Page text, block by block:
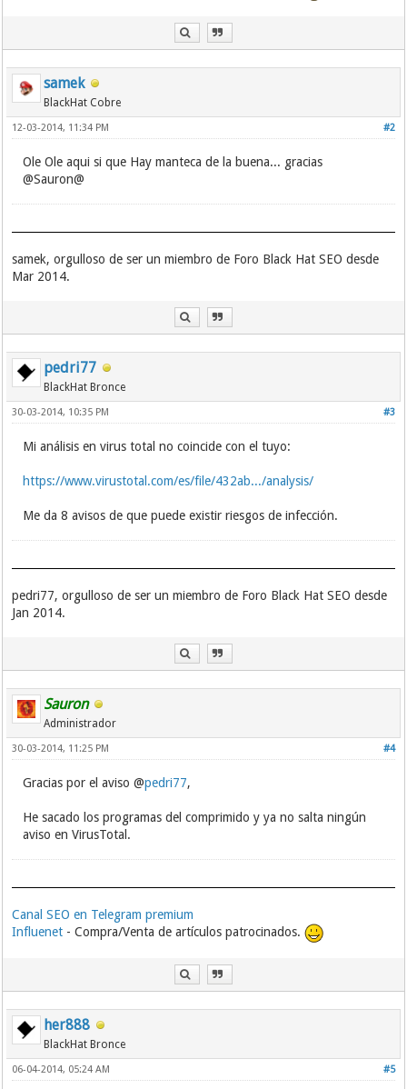
samek
BlackHat Cobre
#2
12-03-2014, 11:34 PM
Ole Ole aqui si que Hay manteca de la buena... gracias
@Sauron@
samek, orgulloso de ser un miembro de Foro Black Hat SEO desde
Mar 2014.
pedri77
BlackHat Bronce
#3
30-03-2014, 10:35 PM
Mi análisis en virus total no coincide con el tuyo:
https://www.virustotal.com/es/file/432ab.../analysis/
Me da 8 avisos de que puede existir riesgos de infección.
pedri77, orgulloso de ser un miembro de Foro Black Hat SEO desde
Jan 2014.
Sauron
Administrador
#4
30-03-2014, 11:25 PM
Gracias por el aviso @pedri77,
He sacado los programas del comprimido y ya no salta ningún
aviso en VirusTotal.
Canal SEO en Telegram premium
Influenet - Compra/Venta de artículos patrocinados.
her888
BlackHat Bronce
#5
06-04-2014, 05:24 AM